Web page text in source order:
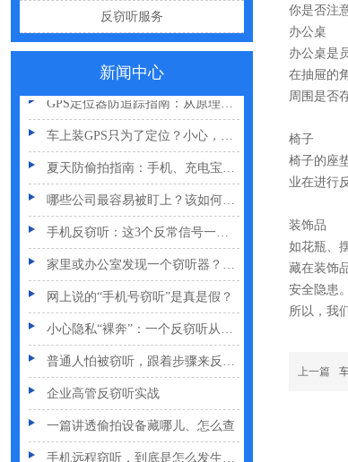
反窃听服务
新闻中心
手机麦克风窃听，关掉权限就安全了吗？
GPS定位器防追踪指南：从原理到排查一次讲清
网上说的“手机号窃听”是真是假？
企业高管反窃听实战
一篇讲透偷拍设备藏哪儿、怎么查
你是否注
办公桌
办公桌是
在抽屉的
周围是否
椅子
椅子的座
业在进行
装饰品
如花瓶、
藏在装饰
安全隐患。
所以，我
上一篇